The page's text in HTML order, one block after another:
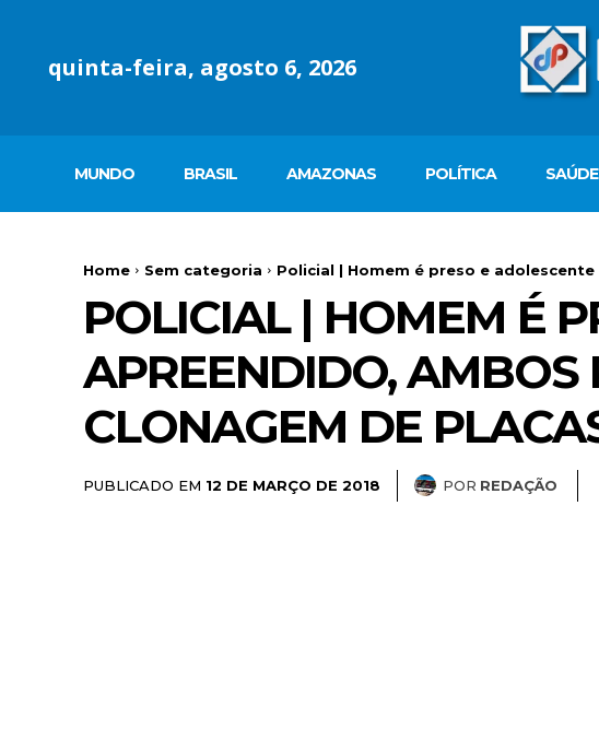
quinta-feira, agosto 6, 2026
MUNDO BRASIL AMAZONAS POLÍTICA SAÚDE
Home Sem categoria Policial | Homem é preso e
POLICIAL | HOMEM É
APREENDIDO, AMBOS
CLONAGEM DE
PUBLICADO EM 12 DE MARÇO DE 2018 POR REDAÇÃO